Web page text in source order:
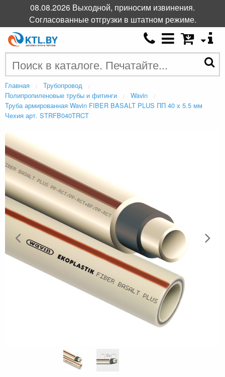
Главная
Трубопровод
Полипропиленовые трубы и фитинги
Wavin
Труба армированная Wavin FIBER BASALT PLUS ПП 40 х 5.5 мм
Чехия арт. STRFB040TRCT
08.08.2026 Выходной, приносим извинения.
Согласованные отгрузки в штатном режиме.